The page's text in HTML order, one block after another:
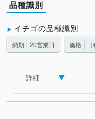
品種識別
イチゴの品種識別
納期 20営業日 価格
詳細